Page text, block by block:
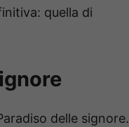
quella di
delle signore.